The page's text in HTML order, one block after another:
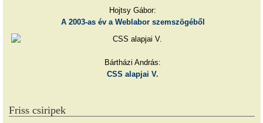
Hojtsy Gábor:
A 2003-as év a Weblabor szemszögéből
Bártházi András:
CSS alapjai V.
Friss csiripek